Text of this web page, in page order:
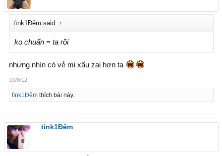
tìnk1Đêm said: ↑
ko chuẩn = ta rồi
nhưng nhìn có vẻ mi xấu zai hơn ta
10/8/12
tìnk1Đêmthích bài này.
tìnk1Đêm